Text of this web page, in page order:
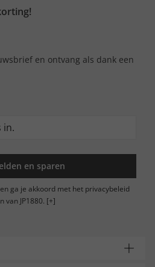
en ontvang als dank een
en sparen
ga je akkoord met het privacybeleid
van JP1880. [+]